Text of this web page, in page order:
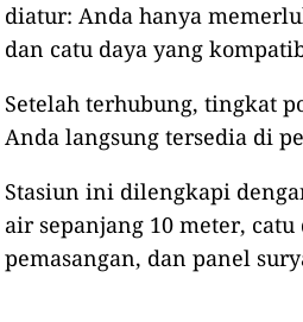
diatur: Anda hanya
dan catu daya yang
Setelah terhubung, tingkat
Anda langsung tersedia di
Stasiun ini dilengkapi
air sepanjang 10 meter, catu
pemasangan, dan panel